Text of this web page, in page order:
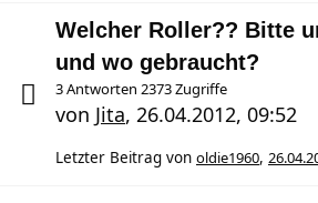
Welcher Roller?? Bitte
und wo gebraucht?
3 Antworten 2373 Zugriffe
von Jita, 26.04.2012, 09:52
Letzter Beitrag von oldie1960,